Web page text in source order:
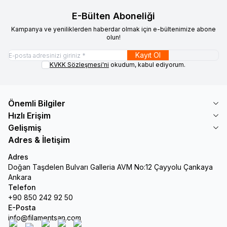
E-Bülten Aboneliği
Kampanya ve yeniliklerden haberdar olmak için e-bültenimize abone
olun!
Kayıt Ol
KVKK Sözleşmesi'ni okudum, kabul ediyorum.
Önemli Bilgiler
Hızlı Erişim
Gelişmiş
Adres & İletişim
Adres
Doğan Taşdelen Bulvarı Galleria AVM No:12 Çayyolu Çankaya
Ankara
Telefon
+90 850 242 92 50
E-Posta
info@filamentsan.com